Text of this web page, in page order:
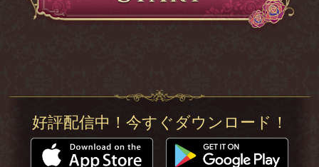
好評配信中！今すぐダウンロード！